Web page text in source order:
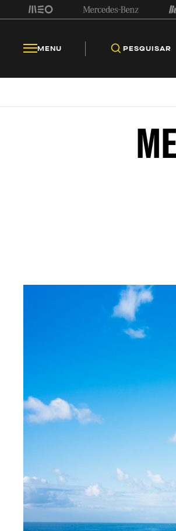
MENU PESQUISAR